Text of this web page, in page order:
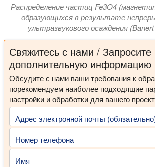
Распределение частиц Fe3O4
образующихся в результате
ультразвукового осаждения
Свяжитесь с нами / Запросите
дополнительную информацию
Обсудите с нами ваши требования к
порекомендуем наиболее подходящие
настройки и обработки для вашего
Адрес электронной почты
Номер телефона
Имя